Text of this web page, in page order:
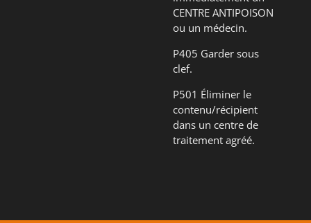
CENTRE ANTIPOISON
ou un médecin.
P405 Garder sous
clef.
P501 Éliminer le
contenu/récipient
dans un centre de
traitement agréé.